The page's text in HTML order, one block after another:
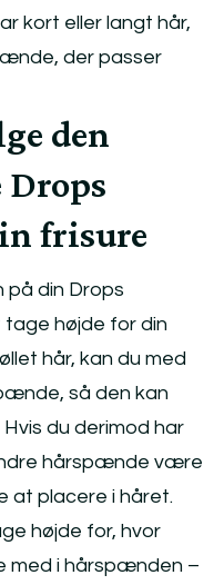
kort eller langt hår,
der passer
den
frisure
på din Drops
højde for din
hår, kan du med
så den kan
du derimod har
hårspænde være
at placere i håret.
højde for, hvor
med i hårspænden –